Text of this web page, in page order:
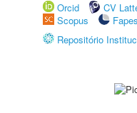
Orcid
CV
Scopus
Repositório